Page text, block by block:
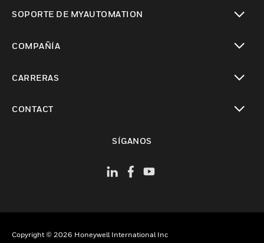
SOPORTE DE MYAUTOMATION
COMPAÑÍA
CARRERAS
CONTACT
SÍGANOS
Copyright © 2026 Honeywell International Inc